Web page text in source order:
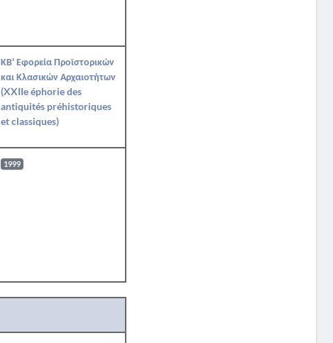
ΚΒ' Εφορεία Προϊστορικών
και Κλασικών Αρχαιοτήτων
(XXIIe éphorie des
antiquités préhistoriques
et classiques)
1999